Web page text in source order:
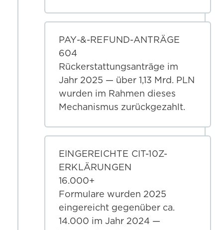
PAY-&-REFUND-ANTRÄGE
604
Rückerstattungsanträge im
Jahr 2025 — über 1,13 Mrd. PLN
wurden im Rahmen dieses
Mechanismus zurückgezahlt.
EINGEREICHTE CIT-10Z-
ERKLÄRUNGEN
16.000+
Formulare wurden 2025
eingereicht gegenüber ca.
14.000 im Jahr 2024 —